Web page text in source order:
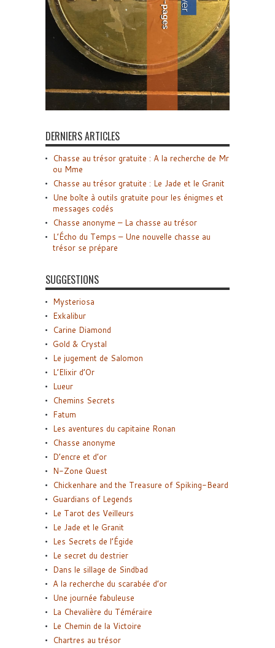
DERNIERS ARTICLES
Chasse au trésor gratuite : A la recherche de Mr
ou Mme
Chasse au trésor gratuite : Le Jade et le Granit
Une boîte à outils gratuite pour les énigmes et
messages codés
Chasse anonyme – La chasse au trésor
L’Écho du Temps – Une nouvelle chasse au
trésor se prépare
SUGGESTIONS
Mysteriosa
Exkalibur
Carine Diamond
Gold & Crystal
Le jugement de Salomon
L’Elixir d’Or
Lueur
Chemins Secrets
Fatum
Les aventures du capitaine Ronan
Chasse anonyme
D’encre et d’or
N-Zone Quest
Chickenhare and the Treasure of Spiking-Beard
Guardians of Legends
Le Tarot des Veilleurs
Le Jade et le Granit
Les Secrets de l’Égide
Le secret du destrier
Dans le sillage de Sindbad
A la recherche du scarabée d’or
Une journée fabuleuse
La Chevalière du Téméraire
Le Chemin de la Victoire
Chartres au trésor